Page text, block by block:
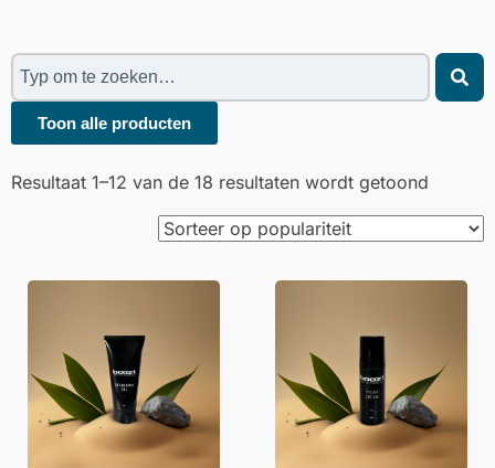
Toon alle producten
Resultaat 1–12 van de 18 resultaten wordt getoond